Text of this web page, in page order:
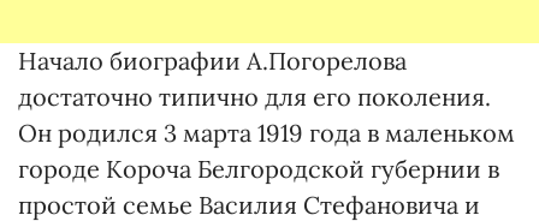
Начало биографии А.Погорелова
достаточно типично для его поколения.
Он родился 3 марта 1919 года в маленьком
городе Короча Белгородской губернии в
простой семье Василия Стефановича и